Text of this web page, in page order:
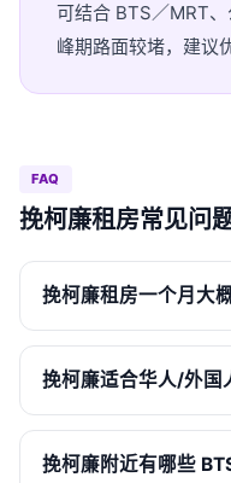
可结合 BTS／MRT
峰期路面较堵，建议
FAQ
挽柯廉租房常见问
挽柯廉租房一个月大
挽柯廉适合华人/外国
挽柯廉附近有哪些